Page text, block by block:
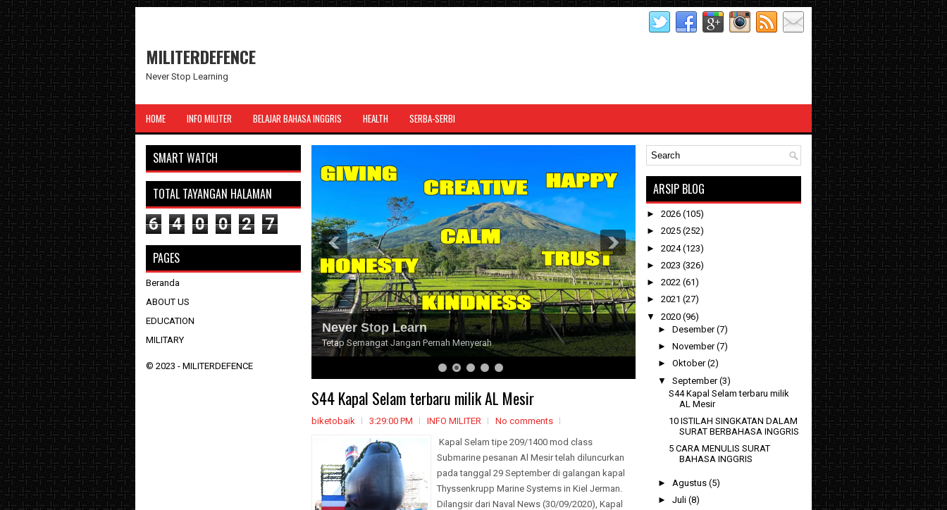
MILITERDEFENCE
Never Stop Learning
HOME INFO MILITER BELAJAR BAHASA INGGRIS HEALTH SERBA-SERBI
Never Stop Learn
Tetap Semangat Jangan Pernah Menyerah
1 2 3 4 5
S44 Kapal Selam terbaru milik AL Mesir
biketobaik 3:29:00 PM INFO MILITER
No comments
Kapal Selam tipe 209/1400 mod class
Submarine pesanan Al Mesir telah diluncurkan
pada tanggal 29 September di galangan kapal
Thyssenkrupp Marine Systems in Kiel Jerman.
Dilangsir dari Naval News (30/09/2020), Kapal
SMART WATCH
TOTAL TAYANGAN HALAMAN
6 4 0 0 2 7
PAGES
Beranda
ABOUT US
EDUCATION
MILITARY
© 2023 - MILITERDEFENCE
ARSIP BLOG
► 2026 (105)
► 2025 (252)
► 2024(123)
► 2023 (326)
► 2022 (61)
► 2021 (27)
▼ 2020 (96)
► Desember(7)
► November(7)
► Oktober(2)
▼ September(3)
S44 Kapal Selam terbaru milik
AL Mesir
10 ISTILAH SINGKATAN DALAM
SURAT BERBAHASA INGGRIS
5 CARA MENULIS SURAT
BAHASA INGGRIS
► Agustus (5)
► Juli (8)